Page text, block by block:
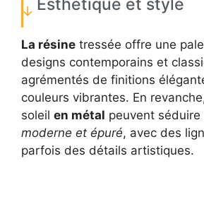
Esthétique et style
La résine tressée offre une
designs contemporains et
agrémentés de finitions
couleurs vibrantes. En
soleil en métal peuvent séduire
moderne et épuré, avec des
parfois des détails artistiques.